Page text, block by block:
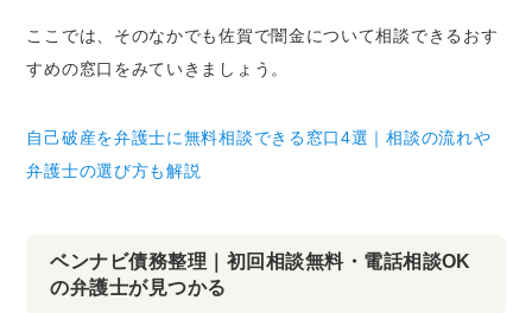
ここでは、そのなかでも佐賀で闇金について相談できるおす
すめの窓口をみていきましょう。
自己破産を弁護士に無料相談できる窓口4選｜相談の流れや
弁護士の選び方も解説
ベンナビ債務整理｜初回相談無料・電話相談OK
の弁護士が見つかる